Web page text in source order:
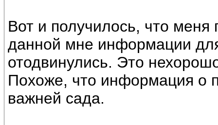
Вот и получилось, что
данной мне информации
отодвинулись. Это
Похоже, что информация о
важней сада.